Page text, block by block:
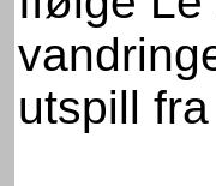
utspill